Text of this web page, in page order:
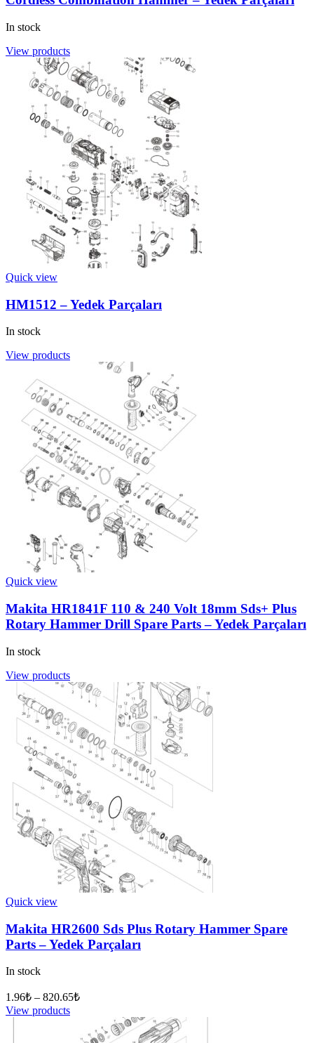
In stock
View products
Quick view
HM1512 – Yedek Parçaları
In stock
View products
Quick view
Makita HR1841F 110 & 240 Volt 18mm Sds+ Plus
Rotary Hammer Drill Spare Parts – Yedek Parçaları
In stock
View products
Quick view
Makita HR2600 Sds Plus Rotary Hammer Spare
Parts – Yedek Parçaları
In stock
1.96₺ – 820.65₺
View products